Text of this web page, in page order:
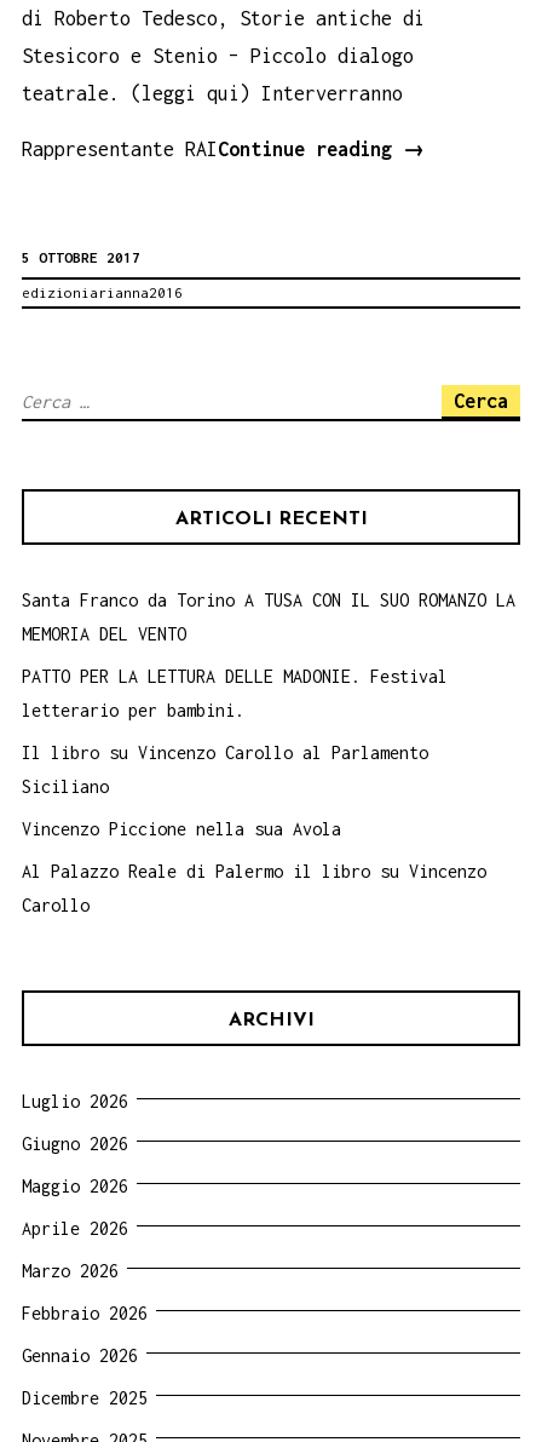
di Roberto Tedesco, Storie antiche di
Stesicoro e Stenio – Piccolo dialogo
teatrale. (leggi qui) Interverranno
Rappresentante RAIContinue reading
Auditorium
Stenio.
ottobre
→
5 OTTOBRE 2017
edizioniarianna2016
Ricerca
ARTICOLI RECENTI
Santa Franco da Torino A TUSA CON IL SUO ROMANZO LA
MEMORIA DEL VENTO
PATTO PER LA LETTURA DELLE MADONIE. Festival
letterario per bambini.
Il libro su Vincenzo Carollo al Parlamento
Siciliano
Vincenzo Piccione nella sua Avola
Al Palazzo Reale di Palermo il libro su Vincenzo
Carollo
ARCHIVI
Luglio 2026
Giugno 2026
Maggio 2026
Aprile 2026
Marzo 2026
Febbraio 2026
Gennaio 2026
Dicembre 2025